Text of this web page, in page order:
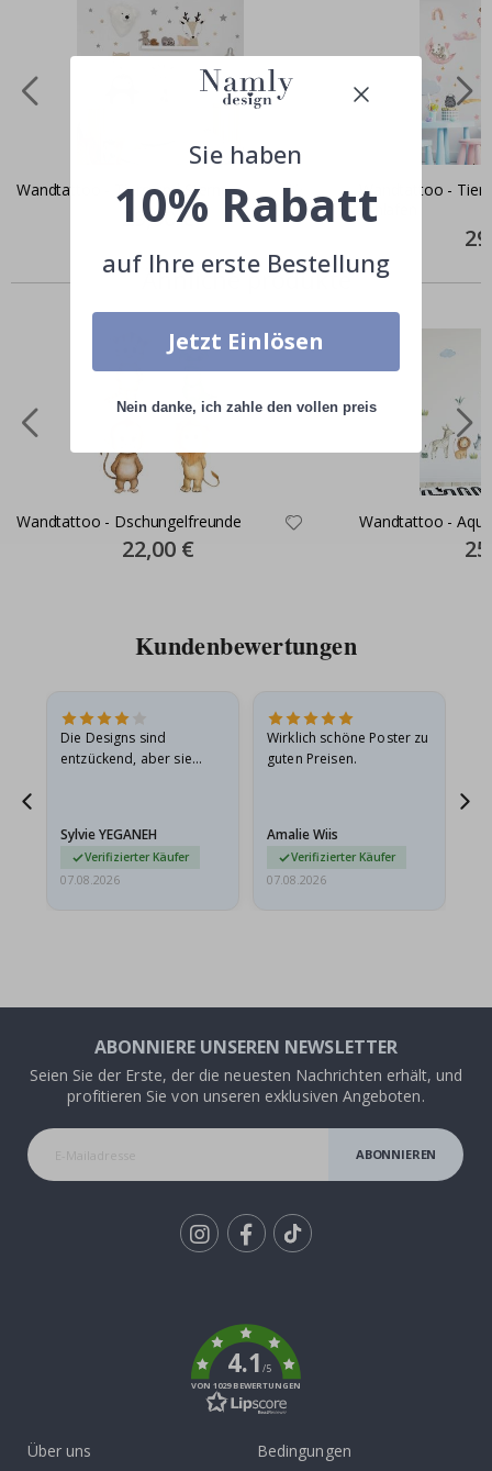
Wandtattoo - Tiere und Sterne
Special
Price
29,00 €
Wandtattoo -
schlafen
Ähnliche produkte
Wandtattoo - Dschungelfreunde
Special
Price
22,00 €
Wandtattoo -
Kundenbewertungen
Die Designs sind
entzückend, aber sie
sie…
Sylvie YEGANEH
Verifizierter Käufer
07.08.2026
Wirklich schöne Poster zu
guten Preisen.
Amalie Wiis
Verifizierter Käufer
07.08.2026
ABONNIERE UNSEREN NEWSLETTER
Seien Sie der Erste, der die neuesten Nachrichten erhält, und
profitieren Sie von unseren exklusiven Angeboten.
ABONNIEREN
4.1/5
VON 1029 BEWERTUNGEN
Über uns
Bedingungen
Sie haben
10% Rabatt
auf Ihre erste Bestellung
Jetzt Einlösen
Nein danke, ich zahle den vollen preis